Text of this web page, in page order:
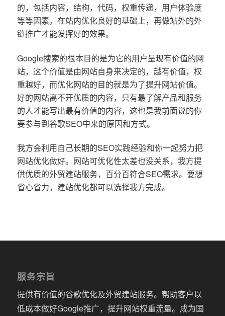
的，包括内容，结构，代码，权重传递，用户体验度
等等因素。在站内优化良好的基础上，再做站外的外
链推广才能发挥好的效果。
Google搜索的根本目的是为它的用户呈现有价值的网
站，这个价值是由网站自身来决定的，越有价值，权
重越好，而优化网站的目的就是为了提升网站价值。
好的网站离不开优质的内容，只有最了解产品和服务
的人才能写出最有价值的内容，这也是我前面说的你
要参与到谷歌SEO中来的原因和方式。
我方会利用自己长期的SEO实践经验和你一起努力把
网站优化做好。网站可优化性太差也没关系，我方提
供优质的外贸建站服务，百分百符合SEO需求。要想
省心省力，建站优化都可以选择我方完成。
服务宗旨
提供有价值的谷歌优化及外贸建站服务。帮助客户以
低成本做好Google推广，提升网站权重流量。成为国